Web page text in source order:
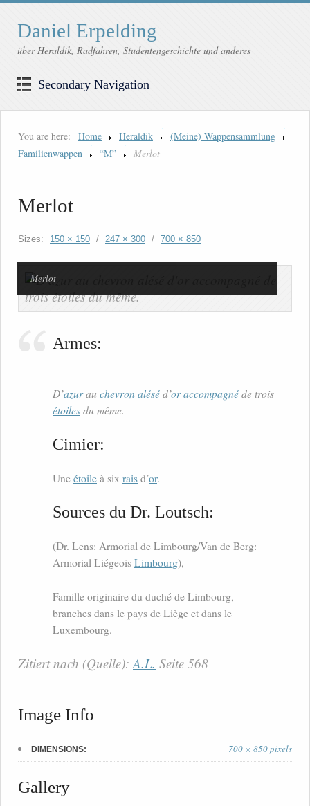
Daniel Erpelding
über Heraldik, Radfahren, Studentengeschichte und anderes
Secondary Navigation
You are here: Home Heraldik
(Meine) Wappensammlung
Familienwappen
“M” Merlot
Merlot
Sizes: 150 × 150 / 247 × 300 / 700 × 850
Merlot
Armes:
D’azurau chevron aléséd’oraccompagnéde trois
étoilesdu même.
Cimier:
Une étoile à six rais d’or.
Sources du Dr. Loutsch:
(Dr. Lens: Armorial de Limbourg/Van de Berg:
Armorial Liégeois Limbourg),
Famille originaire du duché de Limbourg,
branches dans le pays de Liège et dans le
Luxembourg.
Zitiert nach (Quelle):A.L. Seite 568
Image Info
DIMENSIONS: 700 × 850 pixels
Gallery